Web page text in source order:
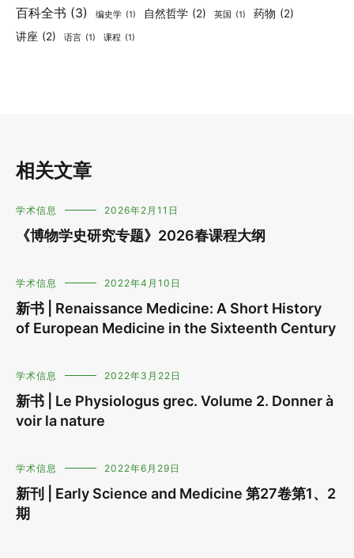
百科全书 (3) 编史学 (1) 自然哲学 (2) 英国 (1) 药物 (2)
讲座 (2) 语言 (1) 课程 (1)
相关文章
学术信息 2026年2月11日
《博物学史研究专题》2026春课程大纲
学术信息 2022年4月10日
新书 | Renaissance Medicine: A Short History
of European Medicine in the Sixteenth Century
学术信息 2022年3月22日
新书 | Le Physiologus grec. Volume 2. Donner à
voir la nature
学术信息 2022年6月29日
新刊 | Early Science and Medicine 第27卷第1、2
期